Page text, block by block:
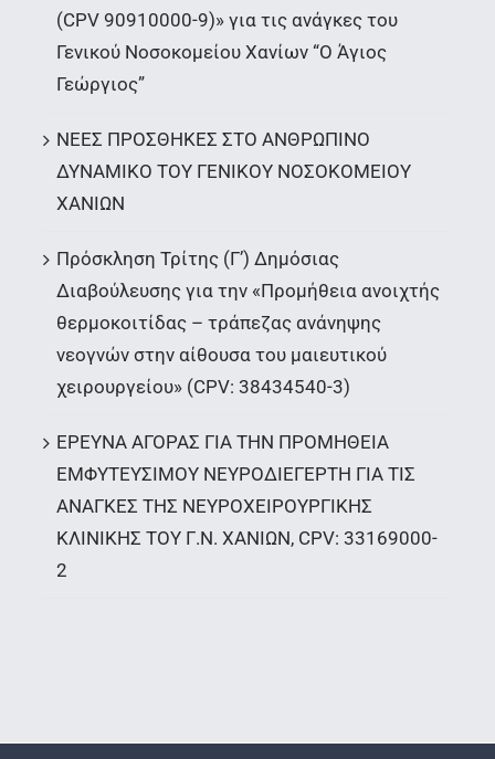
(CPV 90910000-9)» για τις ανάγκες του
Γενικού Νοσοκομείου Χανίων “Ο Άγιος
Γεώργιος”
ΝΕΕΣ ΠΡΟΣΘΗΚΕΣ ΣΤΟ ΑΝΘΡΩΠΙΝΟ
ΔΥΝΑΜΙΚΟ ΤΟΥ ΓΕΝΙΚΟΥ ΝΟΣΟΚΟΜΕΙΟΥ
ΧΑΝΙΩΝ
Πρόσκληση Τρίτης (Γ’) Δημόσιας
Διαβούλευσης για την «Προμήθεια ανοιχτής
θερμοκοιτίδας – τράπεζας ανάνηψης
νεογνών στην αίθουσα του μαιευτικού
χειρουργείου» (CPV: 38434540-3)
ΕΡΕΥΝΑ ΑΓΟΡΑΣ ΓΙΑ ΤΗΝ ΠΡΟΜΗΘΕΙΑ
ΕΜΦΥΤΕΥΣΙΜΟΥ ΝΕΥΡΟΔΙΕΓΕΡΤΗ ΓΙΑ ΤΙΣ
ΑΝΑΓΚΕΣ ΤΗΣ ΝΕΥΡΟΧΕΙΡΟΥΡΓΙΚΗΣ
ΚΛΙΝΙΚΗΣ ΤΟΥ Γ.Ν. ΧΑΝΙΩΝ, CPV: 33169000-
2